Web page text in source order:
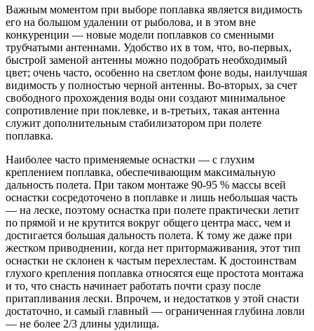
Важным моментом при выборе поплавка является видимость
его на большом удалении от рыболова, и в этом вне
конкуренции — новые модели поплавков со сменными
трубчатыми антеннами. Удобство их в том, что, во-первых,
быстрой заменой антенны можно подобрать необходимый
цвет; очень часто, особенно на светлом фоне воды, наилучшая
видимость у полностью черной антенны. Во-вторых, за счет
свободного прохождения воды они создают минимальное
сопротивление при поклевке, и в-третьих, такая антенна
служит дополнительным стабилизатором при полете
поплавка.
Наиболее часто применяемые оснастки — с глухим
креплением поплавка, обеспечивающим максимальную
дальность полета. При таком монтаже 90-95 % массы всей
оснастки сосредоточено в поплавке и лишь небольшая часть
— на леске, поэтому оснастка при полете практически летит
по прямой и не крутится вокруг общего центра масс, чем и
достигается большая дальность полета. К тому же даже при
жестком приводнении, когда нет притормаживания, этот тип
оснастки не склонен к частым перехлестам. К достоинствам
глухого крепления поплавка относятся еще простота монтажа
и то, что снасть начинает работать почти сразу после
притапливания лески. Впрочем, и недостатков у этой снасти
достаточно, и самый главный — ограниченная глубина ловли
— не более 2/3 длины удилища.